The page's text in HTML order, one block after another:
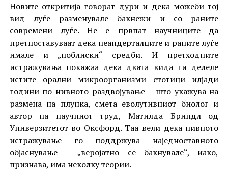
Новите откритија говорат дури и дека можеби тој
вид луѓе разменувале бакнежи и со раните
современи луѓе. Не е првпат научниците да
претпоставуваат дека неандерталците и раните луѓе
имале и „поблиски“ средби. И претходните
истражувања покажаа дека двата вида ги делеле
истите орални микроорганизми стотици илјади
години по нивното раздвојување – што укажува на
размена на плунка, смета еволутивниот биолог и
автор на научниот труд, Матилда Бриндл од
Универзитетот во Оксфорд. Таа вели дека нивното
истражување го поддржува наједноставното
објаснување – „веројатно се бакнувале“, иако,
признава, има неколку теории.